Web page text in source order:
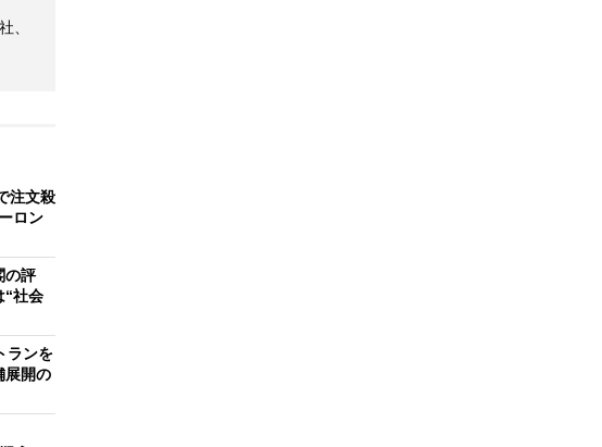
、
注文殺
ロン
の評
“社会
ランを
展開の